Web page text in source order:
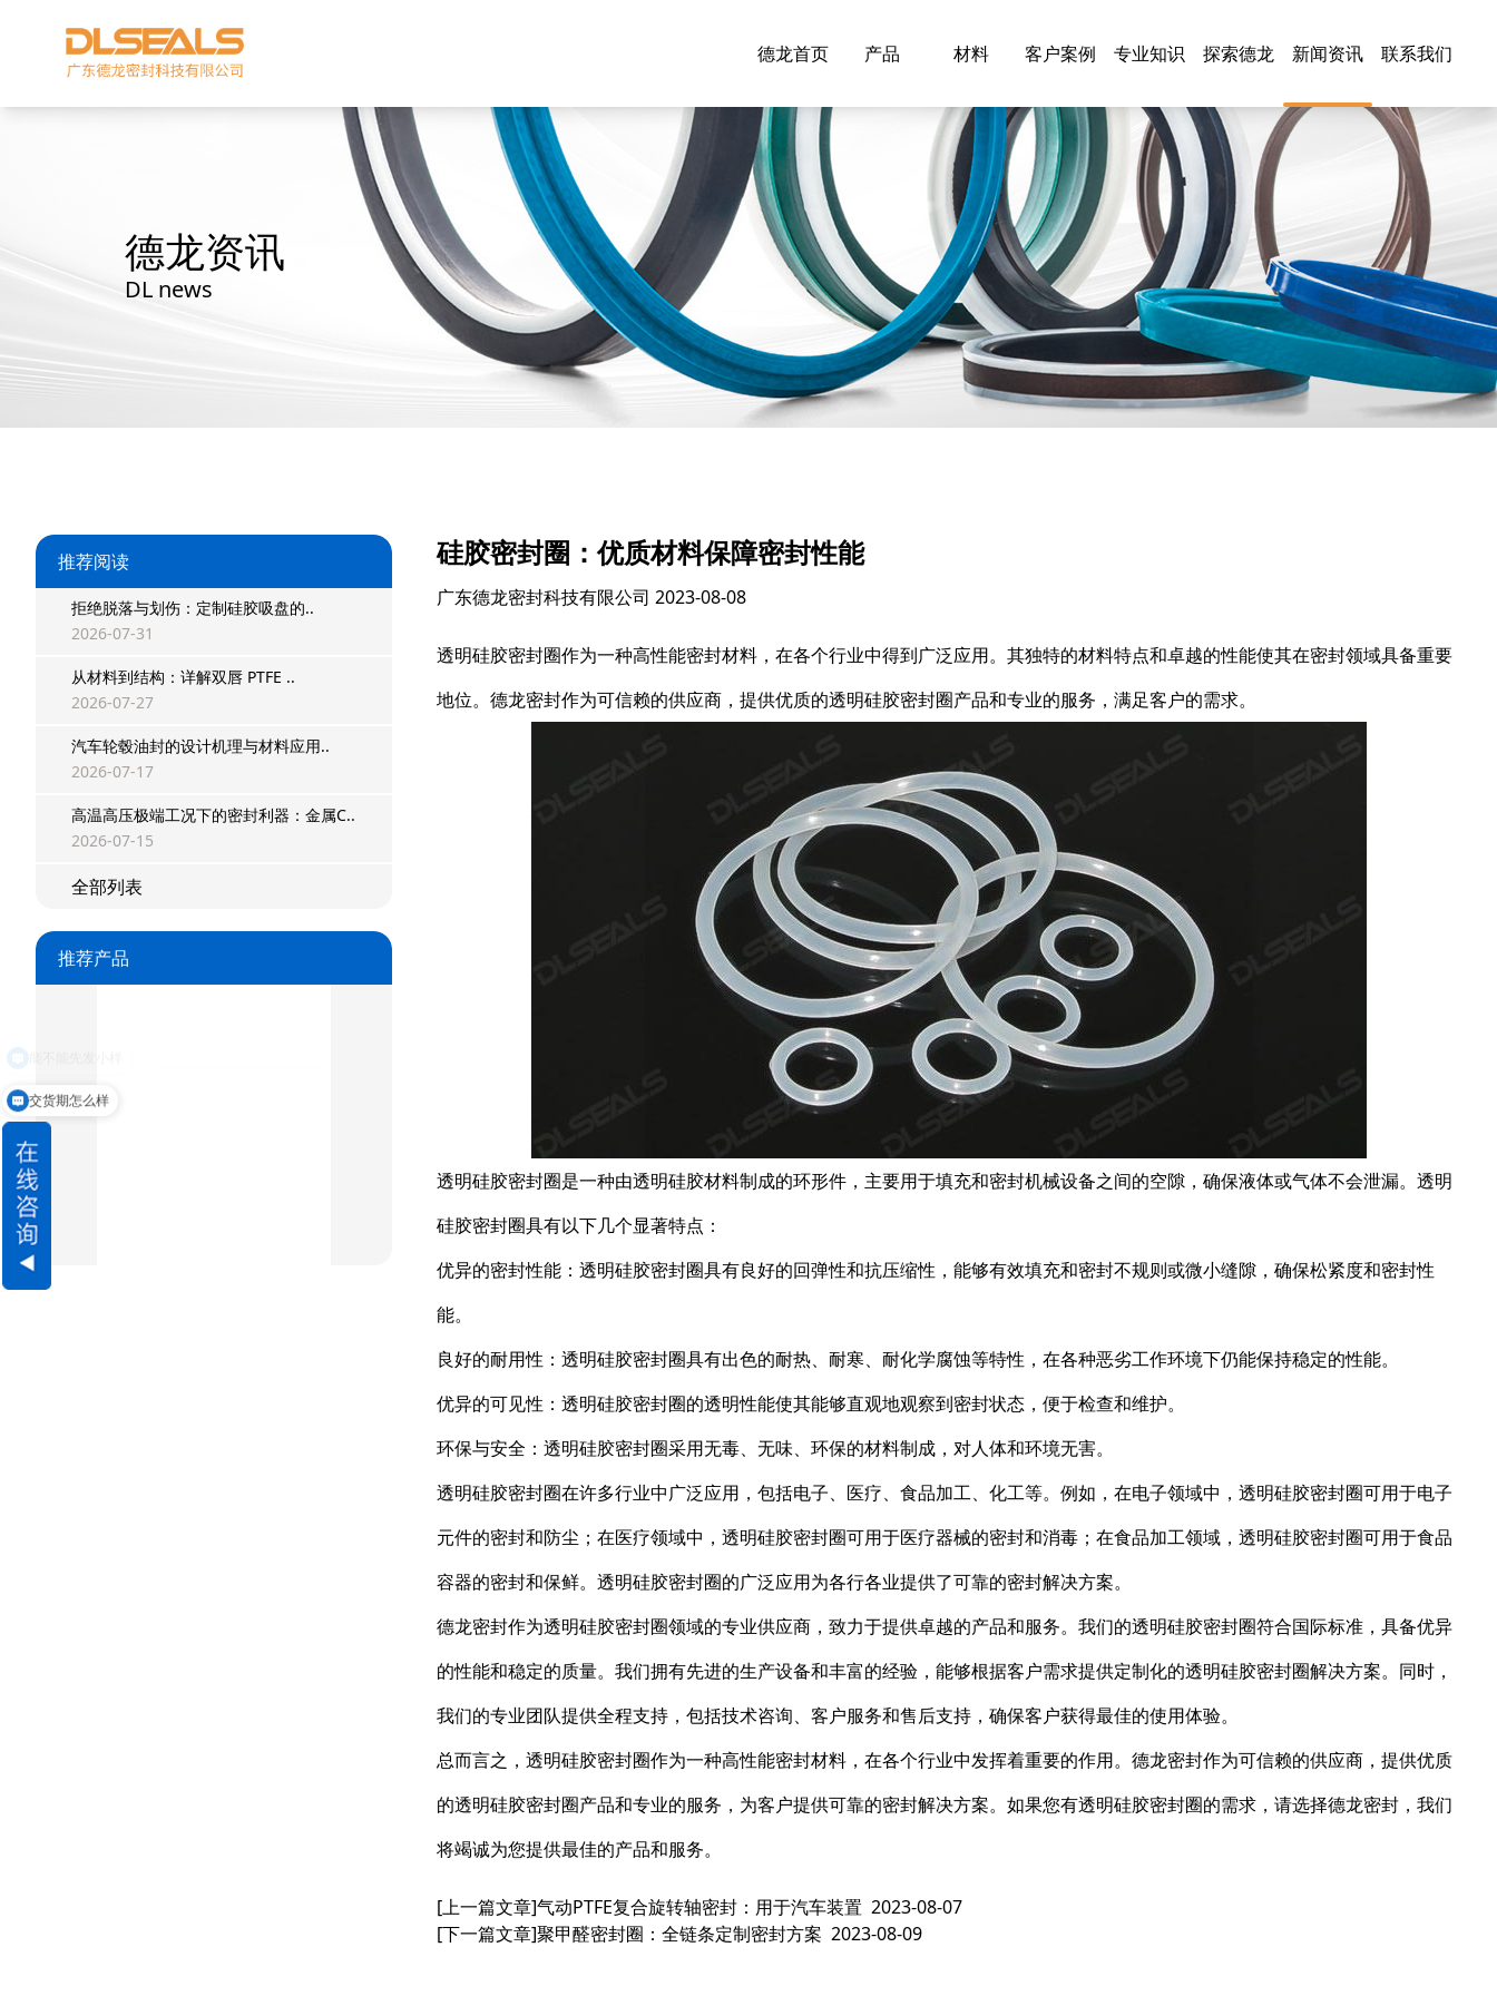
德龙首页 产品 材料 客户案例 专业知识 探索德龙 新闻资讯 联系我们
德龙资讯
DL news
推荐阅读
拒绝脱落与划伤：定制硅胶吸盘的..
2026-07-31
从材料到结构：详解双唇 PTFE ..
2026-07-27
汽车轮毂油封的设计机理与材料应用..
2026-07-17
高温高压极端工况下的密封利器：金属C..
2026-07-15
全部列表
推荐产品
硅胶密封圈：优质材料保障密封性能
广东德龙密封科技有限公司 2023-08-08
透明硅胶密封圈作为一种高性能密封材料，在各个行业中得到广泛应用。其独特的材料特点和卓越的性能使其在密封领域具备重要
地位。德龙密封作为可信赖的供应商，提供优质的透明硅胶密封圈产品和专业的服务，满足客户的需求。
透明硅胶密封圈是一种由透明硅胶材料制成的环形件，主要用于填充和密封机械设备之间的空隙，确保液体或气体不会泄漏。透明
硅胶密封圈具有以下几个显著特点：
优异的密封性能：透明硅胶密封圈具有良好的回弹性和抗压缩性，能够有效填充和密封不规则或微小缝隙，确保松紧度和密封性
能。
良好的耐用性：透明硅胶密封圈具有出色的耐热、耐寒、耐化学腐蚀等特性，在各种恶劣工作环境下仍能保持稳定的性能。
优异的可见性：透明硅胶密封圈的透明性能使其能够直观地观察到密封状态，便于检查和维护。
环保与安全：透明硅胶密封圈采用无毒、无味、环保的材料制成，对人体和环境无害。
透明硅胶密封圈在许多行业中广泛应用，包括电子、医疗、食品加工、化工等。例如，在电子领域中，透明硅胶密封圈可用于电子
元件的密封和防尘；在医疗领域中，透明硅胶密封圈可用于医疗器械的密封和消毒；在食品加工领域，透明硅胶密封圈可用于食品
容器的密封和保鲜。透明硅胶密封圈的广泛应用为各行各业提供了可靠的密封解决方案。
德龙密封作为透明硅胶密封圈领域的专业供应商，致力于提供卓越的产品和服务。我们的透明硅胶密封圈符合国际标准，具备优异
的性能和稳定的质量。我们拥有先进的生产设备和丰富的经验，能够根据客户需求提供定制化的透明硅胶密封圈解决方案。同时，
我们的专业团队提供全程支持，包括技术咨询、客户服务和售后支持，确保客户获得最佳的使用体验。
总而言之，透明硅胶密封圈作为一种高性能密封材料，在各个行业中发挥着重要的作用。德龙密封作为可信赖的供应商，提供优质
的透明硅胶密封圈产品和专业的服务，为客户提供可靠的密封解决方案。如果您有透明硅胶密封圈的需求，请选择德龙密封，我们
将竭诚为您提供最佳的产品和服务。
[上一篇文章]气动PTFE复合旋转轴密封：用于汽车装置 2023-08-07
[下一篇文章]聚甲醛密封圈：全链条定制密封方案 2023-08-09
交货期怎么样